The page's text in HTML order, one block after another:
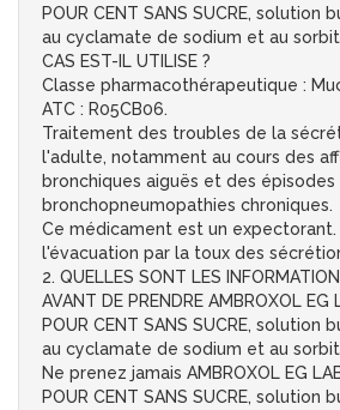
POUR CENT SANS SUCRE, solution
au cyclamate de sodium et au
CAS EST-IL UTILISE ?
Classe pharmacothérapeutique :
ATC : R05CB06.
Traitement des troubles de la
l'adulte, notamment au cours des
bronchiques aiguës et des épisodes
bronchopneumopathies chroniques.
Ce médicament est un
l'évacuation par la toux des
2. QUELLES SONT LES
AVANT DE PRENDRE AMBROXOL EG
POUR CENT SANS SUCRE, solution
au cyclamate de sodium et au
Ne prenez jamais AMBROXOL EG
POUR CENT SANS SUCRE, solution